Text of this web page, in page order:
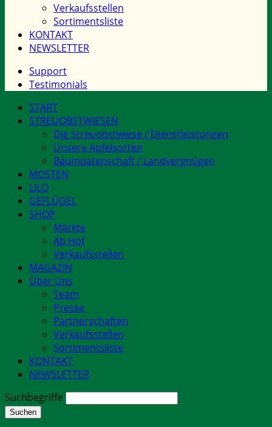
Verkaufsstellen
Sortimentsliste
KONTAKT
NEWSLETTER
Support
Testimonials
START
STREUOBSTWIESEN
Die Streuobstwiese / Dienstleistungen
Unsere Apfelsorten
Baumpatenschaft / Landvergnügen
MOSTEN
LILO
GEFLÜGEL
SHOP
Märkte
Ab Hof
Verkaufsstellen
MAGAZIN
Über Uns
Team
Presse
Partnerschaften
Verkaufsstellen
Sortimentsliste
KONTAKT
NEWSLETTER
Suchbegriffe
Suchen